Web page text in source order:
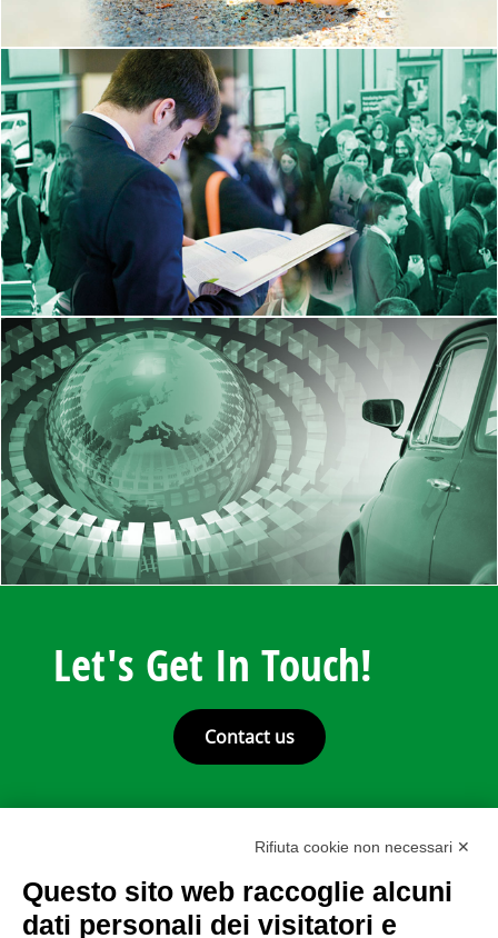
Let's Get In Touch!
Contact us
Rifiuta cookie non necessari ✕
Questo sito web raccoglie alcuni
dati personali dei visitatori e